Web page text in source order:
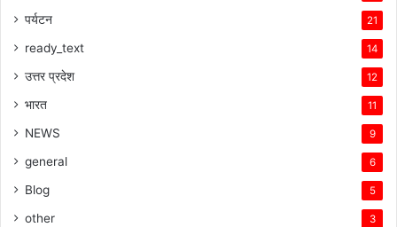
पर्यटन 21
ready_text 14
उत्तर प्रदेश 12
भारत 11
NEWS 9
general 6
Blog 5
other 3